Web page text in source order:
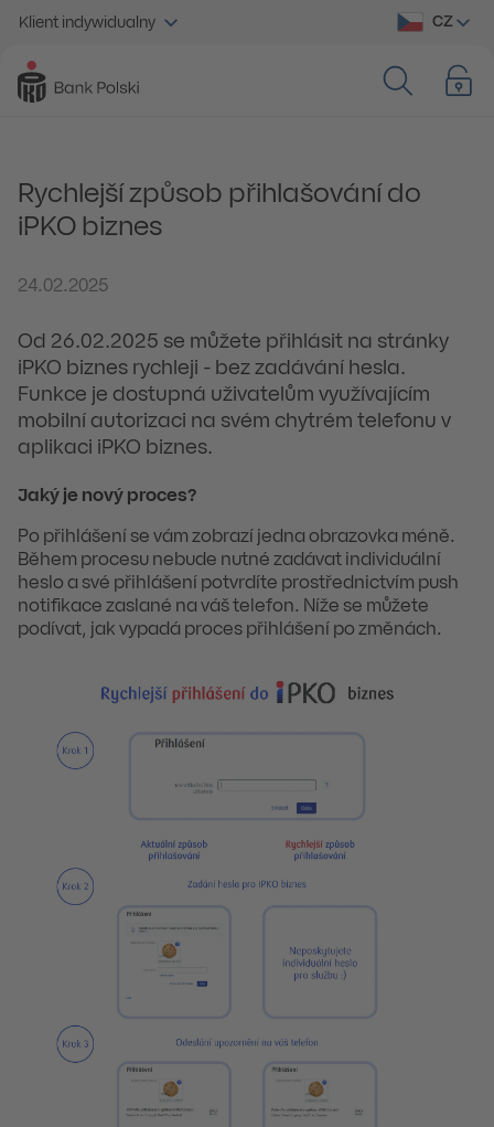
Klient indywidualny CZ
Rychlejší způsob přihlašování do
iPKO biznes
24.02.2025
Od 26.02.2025 se můžete přihlásit na stránky
iPKO biznes rychleji - bez zadávání hesla.
Funkce je dostupná uživatelům využívajícím
mobilní autorizaci na svém chytrém telefonu v
aplikaci iPKO biznes.
Jaký je nový proces?
Po přihlášení se vám zobrazí jedna obrazovka méně.
Během procesu nebude nutné zadávat individuální
heslo a své přihlášení potvrdíte prostřednictvím push
notifikace zaslané na váš telefon. Níže se můžete
podívat, jak vypadá proces přihlášení po změnách.